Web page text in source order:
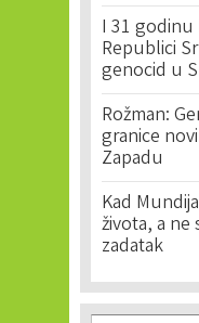
I 31 godinu
Republici
genocid u
Rožman:
granice
Zapadu
Kad
života, a ne
zadatak